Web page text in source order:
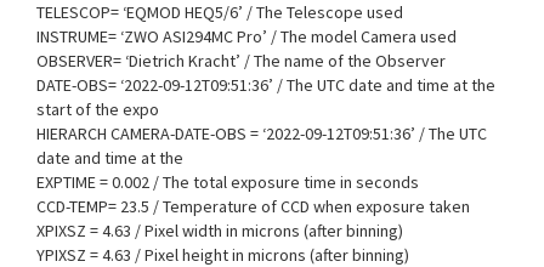
TELESCOP= ‘EQMOD HEQ5/6’ / The Telescope used
INSTRUME= ‘ZWO ASI294MC Pro’ / The model Camera used
OBSERVER= ‘Dietrich Kracht’ / The name of the Observer
DATE-OBS= ‘2022-09-12T09:51:36’ / The UTC date and time at the
start of the expo
HIERARCH CAMERA-DATE-OBS = ‘2022-09-12T09:51:36’ / The UTC
date and time at the
EXPTIME = 0.002 / The total exposure time in seconds
CCD-TEMP= 23.5 / Temperature of CCD when exposure taken
XPIXSZ = 4.63 / Pixel width in microns (after binning)
YPIXSZ = 4.63 / Pixel height in microns (after binning)